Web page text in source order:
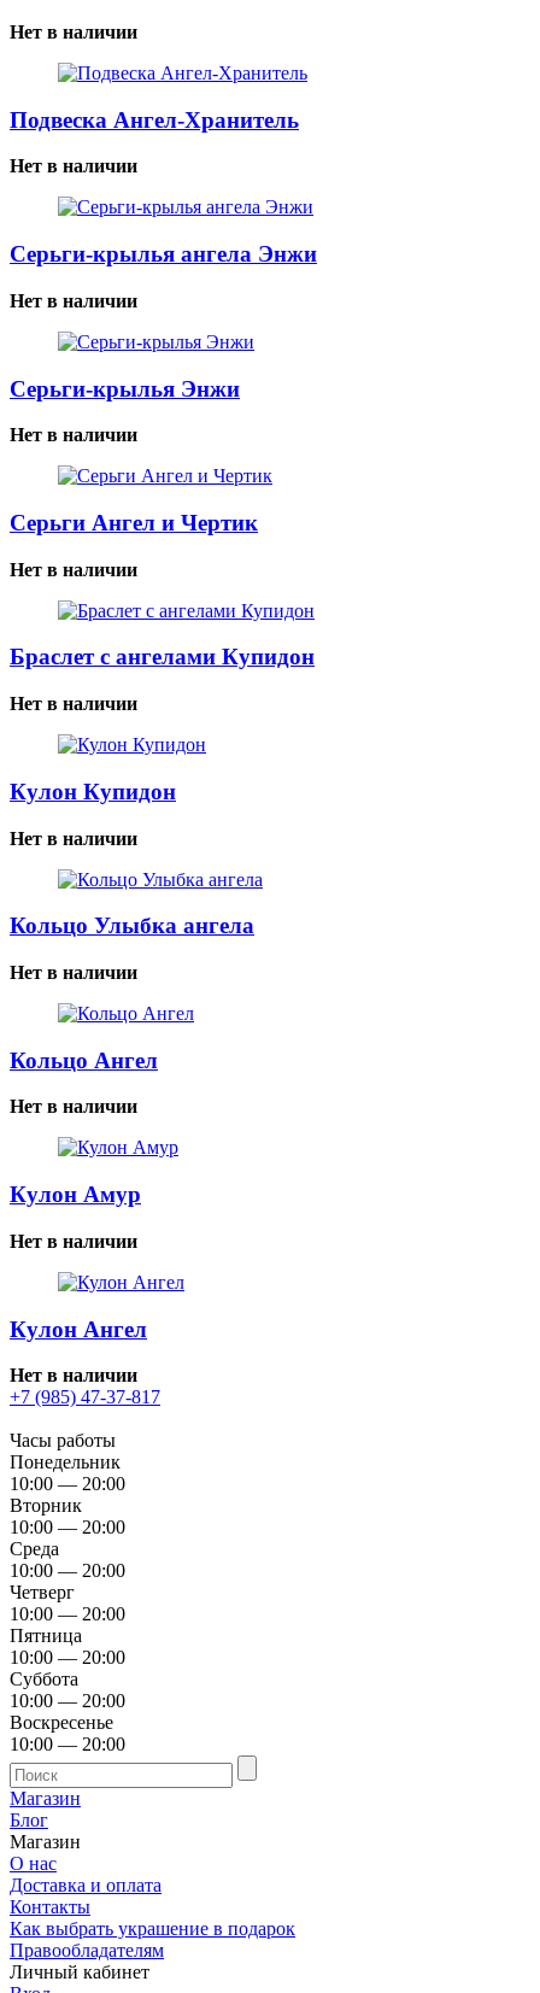
Нет в наличии
Подвеска Ангел-Хранитель
Нет в наличии
Серьги-крылья ангела Энжи
Нет в наличии
Серьги-крылья Энжи
Нет в наличии
Серьги Ангел и Чертик
Нет в наличии
Браслет с ангелами Купидон
Нет в наличии
Кулон Купидон
Нет в наличии
Кольцо Улыбка ангела
Нет в наличии
Кольцо Ангел
Нет в наличии
Кулон Амур
Нет в наличии
Кулон Ангел
Нет в наличии
+7 (985) 47-37-817
Часы работы
Понедельник
10:00 — 20:00
Вторник
10:00 — 20:00
Среда
10:00 — 20:00
Четверг
10:00 — 20:00
Пятница
10:00 — 20:00
Суббота
10:00 — 20:00
Воскресенье
10:00 — 20:00
Магазин
Блог
Магазин
О нас
Доставка и оплата
Контакты
Как выбрать украшение в подарок
Правообладателям
Личный кабинет